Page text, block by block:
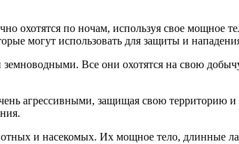
по ночам, используя свое мощное
могут использовать для защиты и
Все они охотятся на свою
агрессивными, защищая свою территорию
и насекомых. Их мощное тело, длинные